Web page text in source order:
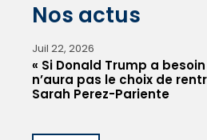
Nos actus
Juil 22, 2026
« Si Donald Trump a besoin
n’aura pas le choix de
Sarah Perez-Pariente